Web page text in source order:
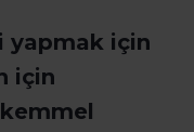
yapmak için
için